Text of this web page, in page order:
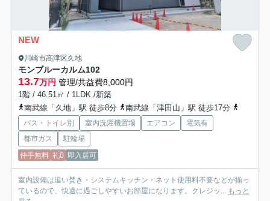
NEW
川崎市高津区久地
モンブルーカルム102
13.7万円 管理/共益費8,000円
1階 / 46.51㎡ / 1LDK /新築
南武線「久地」駅 徒歩8分
南武線「津田山」駅 徒歩17分
バス・トイレ別 室内洗濯機置場 エアコン
電気有
都市ガス
駐輪場
仲手無料 礼0 即入居可
室内設備は追い焚き・システムキッチン・ネット使用料不要などが揃っ
ているので、快適に過ごしやすいお部屋になります。クレジッ... もっと